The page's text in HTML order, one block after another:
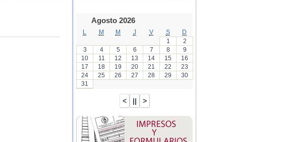
Agosto 2026
M M J V S
D
1
2
3
4 5 6 7 8
9
10
11 12 13 14 15
16
17
18 19 20 21 22
23
24
25 26 27 28 29
30
31